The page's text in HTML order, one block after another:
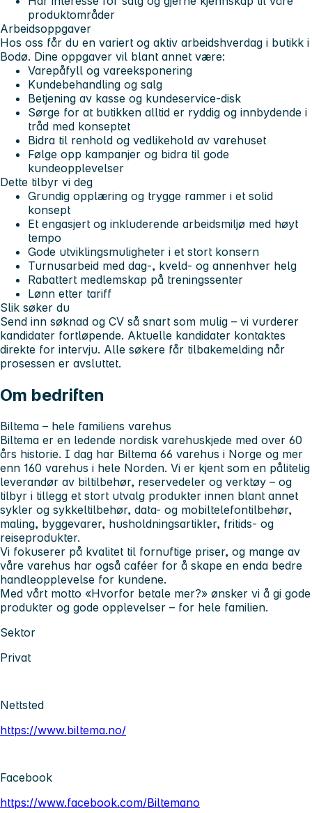
produktområder
Arbeidsoppgaver
Hos oss får du en variert og aktiv arbeidshverdag i butikk i
Bodø. Dine oppgaver vil blant annet være:
Varepåfyll og vareeksponering
Kundebehandling og salg
Betjening av kasse og kundeservice-disk
Sørge for at butikken alltid er ryddig og innbydende i
tråd med konseptet
Bidra til renhold og vedlikehold av varehuset
Følge opp kampanjer og bidra til gode
kundeopplevelser
Dette tilbyr vi deg
Grundig opplæring og trygge rammer i et solid
konsept
Et engasjert og inkluderende arbeidsmiljø med høyt
tempo
Gode utviklingsmuligheter i et stort konsern
Turnusarbeid med dag-, kveld- og annenhver helg
Rabattert medlemskap på treningssenter
Lønn etter tariff
Slik søker du
Send inn søknad og CV så snart som mulig – vi vurderer
kandidater fortløpende. Aktuelle kandidater kontaktes
direkte for intervju. Alle søkere får tilbakemelding når
prosessen er avsluttet.
Om bedriften
Biltema – hele familiens varehus
Biltema er en ledende nordisk varehuskjede med over 60
års historie. I dag har Biltema 66 varehus i Norge og mer
enn 160 varehus i hele Norden. Vi er kjent som en pålitelig
leverandør av biltilbehør, reservedeler og verktøy – og
tilbyr i tillegg et stort utvalg produkter innen blant annet
sykler og sykkeltilbehør, data- og mobiltelefontilbehør,
maling, byggevarer, husholdningsartikler, fritids- og
reiseprodukter.
Vi fokuserer på kvalitet til fornuftige priser, og mange av
våre varehus har også caféer for å skape en enda bedre
handleopplevelse for kundene.
Med vårt motto «Hvorfor betale mer?» ønsker vi å gi gode
produkter og gode opplevelser – for hele familien.
Sektor
Privat
Nettsted
https://www.biltema.no/
Facebook
https://www.facebook.com/Biltemano